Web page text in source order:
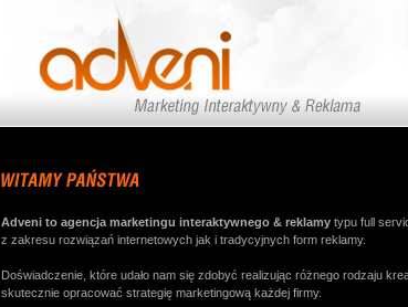
Adveni to agencja marketingu interaktywnego & reklamy typu full
z zakresu rozwiązań internetowych jak i tradycyjnych form reklamy.
Doświadczenie, które udało nam się zdobyć realizując różnego rodzaju
skutecznie opracować strategię marketingową każdej firmy.